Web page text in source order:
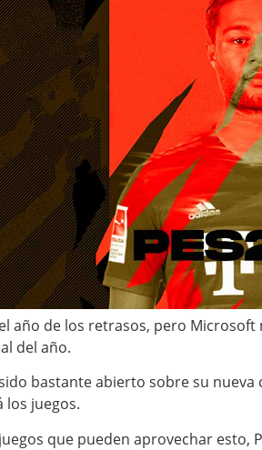
año de los retrasos, pero
del año.
bastante abierto sobre su nueva
los juegos.
que pueden aprovechar esto,